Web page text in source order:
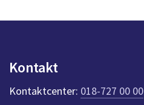
y
n
t
Kontakt
Kontaktcenter: 018-727 00 00